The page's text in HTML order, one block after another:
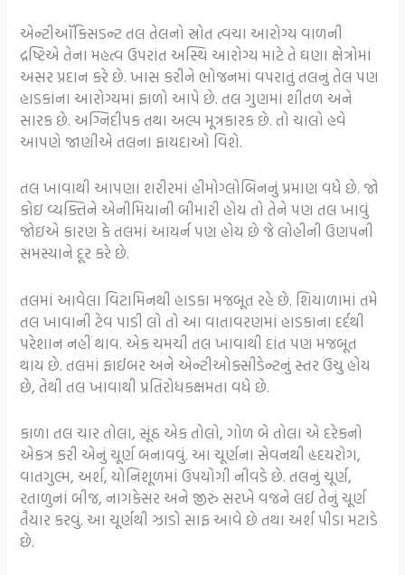
એન્ટીઑકિસડન્ટ તલ તેલનો સ્રોત ત્વચા આરોગ્ય વાળની ​​
દ્રષ્ટિએ તેના મહત્વ ઉપરાંત અસ્થિ આરોગ્ય માટે તે ઘણા ક્ષેત્રોમાં
અસર પ્રદાન કરે છે. ખાસ કરીને ભોજનમાં વપરાતું તલનું તેલ પણ
હાડકાંના આરોગ્યમાં ફાળો આપે છે. તલ ગુણમાં શીતળ અને
સારક છે. અગ્નિદીપક તથા અલ્પ મૂત્રકારક છે. તો ચાલો હવે
આપણે જાણીએ તલના ફાયદાઓ વિશે.
તલ ખાવાથી આપણા શરીરમાં હીમોગ્લોબિનનું પ્રમાણ વધે છે. જો
કોઇ વ્યક્તિને એનીમિયાની બીમારી હોય તો તેને પણ તલ ખાવું
જોઇએ કારણ કે તલમાં આયર્ન પણ હોય છે જે લોહીની ઉણપની
સમસ્યાને દૂર કરે છે.
તલમાં આવેલા વિટામિનથી હાડકા મજબૂત રહે છે. શિયાળામાં તમે
તલ ખાવાની ટેવ પાડી લો તો આ વાતાવરણમાં હાડકાના દર્દથી
પરેશાન નહીં થાવ. એક ચમચી તલ ખાવાથી દાંત પણ મજબૂત
થાય છે. તલમાં ફાઈબર અને એન્ટીઓક્સીડેન્ટનું સ્તર ઉંચુ હોય
છે, તેથી તલ ખાવાથી પ્રતિરોધકક્ષમતા વધે છે.
કાળા તલ ચાર તોલા, સૂંઠ એક તોલો, ગોળ બે તોલા એ દરેકનો
એકત્ર કરી એનું ચૂર્ણ બનાવવું. આ ચૂર્ણના સેવનથી હૃદયરોગ,
વાતગુલ્મ, અર્શ, યોનિશૂળમાં ઉપયોગી નીવડે છે. તલનું ચૂર્ણ,
રતાળુનાં બીજ, નાગકેસર અને જીરું સરખે વજને લઈ તેનું ચૂર્ણ
તૈયાર કરવું. આ ચૂર્ણથી ઝાડો સાફ આવે છે તથા અર્શ પીડા મટાડે
છે.